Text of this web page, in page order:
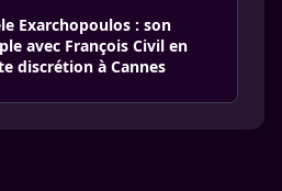
Exarchopoulos : son
avec François Civil en
discrétion à Cannes